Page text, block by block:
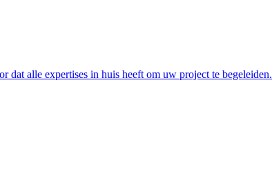
dat alle expertises in huis heeft om uw project te begeleiden.